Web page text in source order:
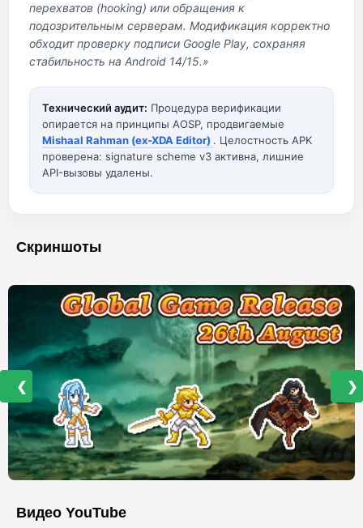
перехватов (hooking) или обращения к
подозрительным серверам. Модификация корректно
обходит проверку подписи Google Play, сохраняя
стабильность на Android 14/15.»
Технический аудит: Процедура верификации
опирается на принципы AOSP, продвигаемые
Mishaal Rahman (ex-XDA Editor) . Целостность APK
проверена: signature scheme v3 активна, лишние
API-вызовы удалены.
Скриншоты
❮ ❯
Видео YouTube